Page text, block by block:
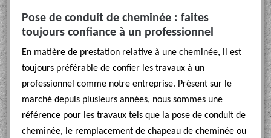
Pose de conduit de cheminée : faites
toujours confiance à un professionnel
En matière de prestation relative à une cheminée, il est
toujours préférable de confier les travaux à un
professionnel comme notre entreprise. Présent sur le
marché depuis plusieurs années, nous sommes une
référence pour les travaux tels que la pose de conduit de
cheminée, le remplacement de chapeau de cheminée ou